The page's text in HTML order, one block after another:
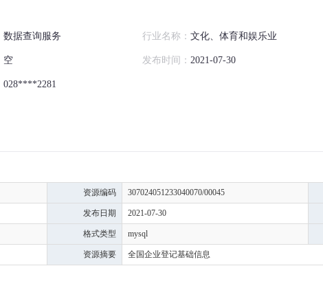
数据查询服务 行业名称： 文化、体育和娱乐业
空 发布时间： 2021-07-30
028****2281
资源编码 307024051233040070/00045
发布日期 2021-07-30
格式类型 mysql
资源摘要 全国企业登记基础信息